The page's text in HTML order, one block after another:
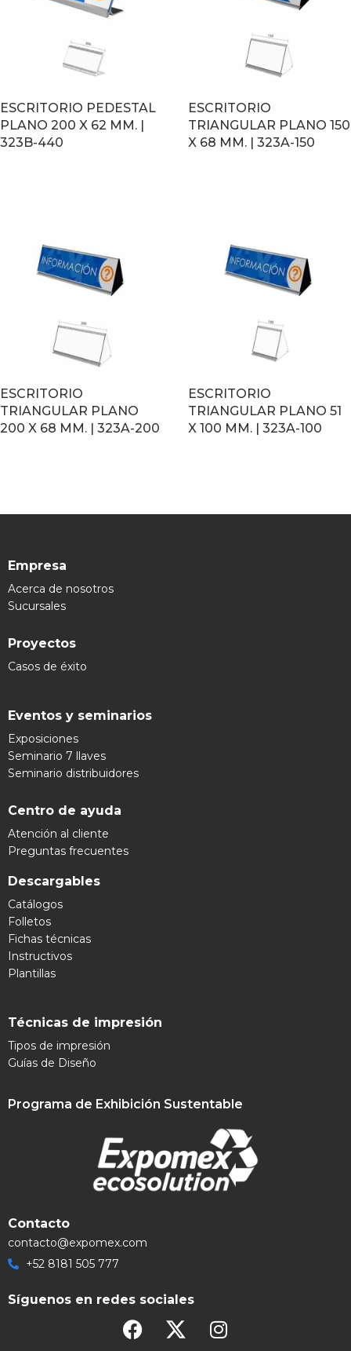
ESCRITORIO PEDESTAL
PLANO 200 X 62 MM. |
323B-440
ESCRITORIO
TRIANGULAR PLANO 150
X 68 MM. | 323A-150
ESCRITORIO
TRIANGULAR PLANO
200 X 68 MM. | 323A-200
ESCRITORIO
TRIANGULAR PLANO 51
X 100 MM. | 323A-100
Empresa
Acerca de nosotros
Sucursales
Proyectos
Casos de éxito
Eventos y seminarios
Exposiciones
Seminario 7 llaves
Seminario distribuidores
Centro de ayuda
Atención al cliente
Preguntas frecuentes
Descargables
Catálogos
Folletos
Fichas técnicas
Instructivos
Plantillas
Técnicas de impresión
Tipos de impresión
Guías de Diseño
Programa de Exhibición Sustentable
Contacto
contacto@expomex.com
+52 8181 505 777
Síguenos en redes sociales